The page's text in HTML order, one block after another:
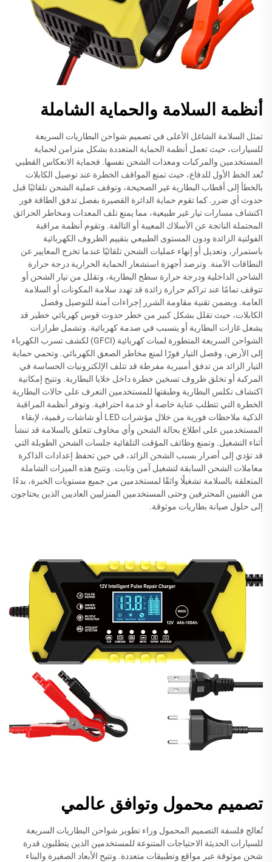
أنظمة السلامة والحماية الشاملة
تمثل السلامة الشاغل الأعلى في تصميم شواحن البطاريات السريعة
للسيارات، حيث تعمل أنظمة الحماية المتعددة بشكل متزامن لحماية
المستخدمين والمركبات ومعدات الشحن نفسها. فحماية الانعكاس القطبي
تُعد الخط الأول للدفاع، حيث تمنع المواقف الخطرة عند توصيل الكابلات
بالخطأ إلى أقطاب البطارية غير الصحيحة، وتوقف عملية الشحن تلقائيًا قبل
حدوث أي ضرر. كما تقوم حماية الدائرة القصيرة بفصل تدفق الطاقة فور
اكتشاف مسارات تيار غير طبيعية، مما يمنع تلف المعدات ومخاطر الحرائق
المحتملة الناتجة عن الأسلاك المعيبة أو التالفة. وتقوم أنظمة مراقبة
الفولتية الزائدة ودون المستوى الطبيعي بتقييم الظروف الكهربائية
باستمرار، وتعديل أو إنهاء عمليات الشحن تلقائيًا عندما تخرج المعايير عن
النطاقات الآمنة. وترصد أجهزة استشعار الحماية الحرارية درجة حرارة
الشاحن الداخلية ودرجة حرارة سطح البطارية، وتقلل من تيار الشحن أو
تتوقف تمامًا عند تراكم حرارة زائدة قد تهدد سلامة المكونات أو السلامة
العامة. ويضمن تقنية مقاومة الشرر إجراءات آمنة للتوصيل وفصل
الكابلات، حيث تقلل بشكل كبير من خطر حدوث قوس كهربائي خطير قد
يشعل غازات البطارية أو يتسبب في صدمة كهربائية. وتشمل طرازات
الشواحن السريعة المتطورة لمبات كهربائية (GFCI) لكشف تسرب الكهرباء
إلى الأرض، وفصل التيار فورًا لمنع مخاطر الصعق الكهربائي. وتحمي حماية
التيار الزائد من تدفق أمبيرية مفرطة قد تتلف الإلكترونيات الحساسة في
المركبة أو تخلق ظروف تسخين خطرة داخل خلايا البطارية. وتتيح إمكانية
اكتشاف تكلس البطارية وطبقتها للمستخدمين التعرف على حالات البطارية
الخطرة التي تتطلب عناية خاصة أو خدمة احترافية. وتوفر أنظمة المراقبة
الذكية ملاحظات فورية من خلال مؤشرات LED أو شاشات رقمية، لإبقاء
المستخدمين على اطلاع بحالة الشحن وأي مخاوف تتعلق بالسلامة قد تنشأ
أثناء التشغيل. وتمنع وظائف المؤقت التلقائية جلسات الشحن الطويلة التي
قد تؤدي إلى أضرار بسبب الشحن الزائد، في حين تحفظ إعدادات الذاكرة
معاملات الشحن السابقة لتشغيل آمن وثابت. وتتيح هذه الميزات الشاملة
المتعلقة بالسلامة تشغيلًا واثقًا لمستخدمين من جميع مستويات الخبرة، بدءًا
من الفنيين المحترفين وحتى المستخدمين المنزليين العاديين الذين يحتاجون
إلى حلول صيانة بطاريات موثوقة.
تصميم محمول وتوافق عالمي
تُعالج فلسفة التصميم المحمول وراء تطوير شواحن البطاريات السريعة
للسيارات الحديثة الاحتياجات المتنوعة للمستخدمين الذين يتطلبون قدرة
شحن موثوقة عبر مواقع وتطبيقات متعددة. وتتيح الأبعاد الصغيرة والبناء